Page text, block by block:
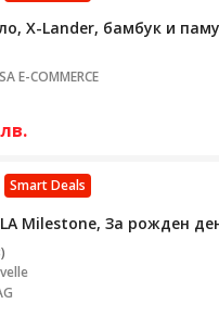
X-Lander, бамбук и
E-COMMERCE
лв.
Smart Deals
Milestone, За рожден